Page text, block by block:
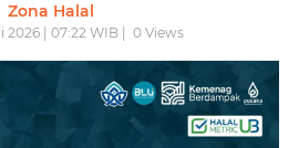
Zona Halal
2026 | 07:22 WIB | 0Views